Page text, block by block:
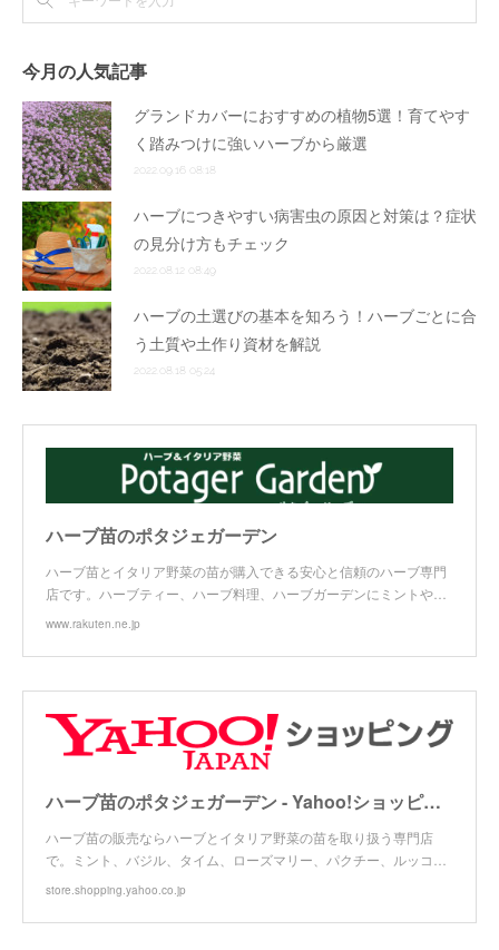
今月の人気記事
グランドカバーにおすすめの植物5選！育てやす
く踏みつけに強いハーブから厳選
2022.09.16 08:18
ハーブにつきやすい病害虫の原因と対策は？症状
の見分け方もチェック
2022.08.12 08:49
ハーブの土選びの基本を知ろう！ハーブごとに合
う土質や土作り資材を解説
2022.08.18 05:24
ハーブ苗のポタジェガーデン
ハーブ苗とイタリア野菜の苗が購入できる安心と信頼のハーブ専門
店です。ハーブティー、ハーブ料理、ハーブガーデンにミントや…
www.rakuten.ne.jp
ハーブ苗のポタジェガーデン - Yahoo!ショッピング
ハーブ苗の販売ならハーブとイタリア野菜の苗を取り扱う専門店
で。ミント、バジル、タイム、ローズマリー、パクチー、ルッコ…
store.shopping.yahoo.co.jp